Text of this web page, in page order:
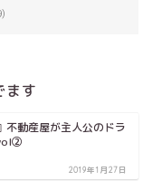
ます
不動産屋が主人公のドラ
2019年1月27日